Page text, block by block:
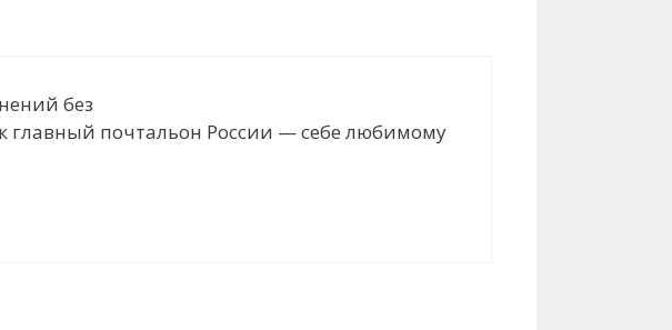
без
главный почтальон России — себе любимому